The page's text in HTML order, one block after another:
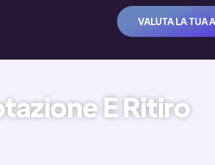
VALUTA LA TUA
E Ritiro